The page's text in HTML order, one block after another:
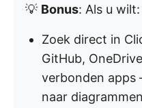
💡 Bonus: Als u wilt:
Zoek direct in
GitHub,
verbonden apps
naar